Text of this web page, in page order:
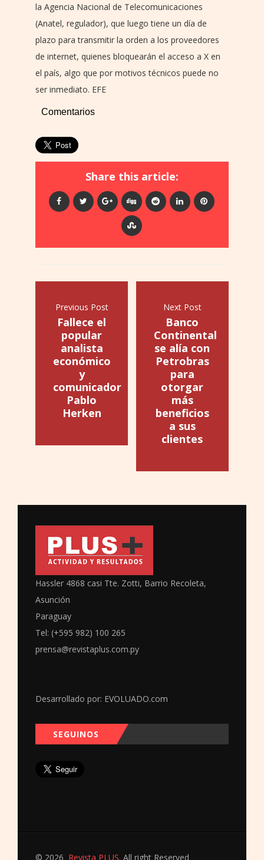
la Agencia Nacional de Telecomunicaciones
(Anatel, regulador), que luego tiene un día de
plazo para transmitir la orden a los proveedores
de internet, quienes bloquearán el acceso a X en
el país, algo que por motivos técnicos puede no
ser inmediato. EFE
Comentarios
Share this article:
Previous Post
Fallece el
popular
analista
económico
y
comunicador
Pablo
Herken
Next Post
Banco
Continental
se alía con
Petrobras
para
otorgar
más
beneficios
a sus
clientes
Hassler 4868 casi Tte. Zotti, Barrio Recoleta,
Asunción
Paraguay
Tel: (+595 982) 100 265
prensa@revistaplus.com.py
Desarrollado por: EVOLUADO.com
SEGUINOS
© 2026 Revista PLUS. All right Reserved